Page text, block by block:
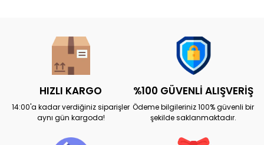
HIZLI KARGO
14:00'a kadar verdiğiniz siparişler
aynı gün kargoda!
%100 GÜVENLİ ALIŞVERİŞ
Ödeme bilgileriniz 100% güvenli bir
şekilde saklanmaktadır.